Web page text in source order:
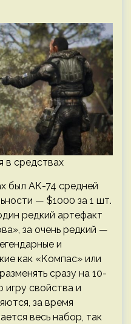
в средствах
был АК-74 средней
— $1000 за 1 шт.
редкий артефакт
за очень редкий —
и
как «Компас» или
сразу на 10-
свойства и
за время
весь набор, так